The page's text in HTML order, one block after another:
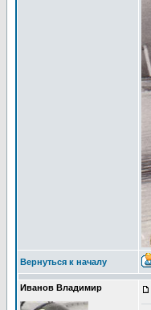
Вернуться к началу
Иванов Владимир